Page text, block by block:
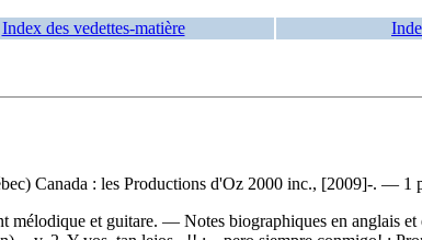
Index des vedettes-matière
Canada : les Productions d'Oz 2000 inc., [2009]-. — 1
mélodique et guitare. — Notes biographiques en anglais